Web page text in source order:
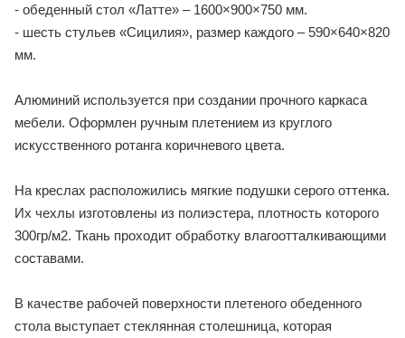
- обеденный стол «Латте» – 1600×900×750 мм.
- шесть стульев «Сицилия», размер каждого – 590×640×820
мм.
Алюминий используется при создании прочного каркаса
мебели. Оформлен ручным плетением из круглого
искусственного ротанга коричневого цвета.
На креслах расположились мягкие подушки серого оттенка.
Их чехлы изготовлены из полиэстера, плотность которого
300гр/м2. Ткань проходит обработку влагоотталкивающими
составами.
В качестве рабочей поверхности плетеного обеденного
стола выступает стеклянная столешница, которая